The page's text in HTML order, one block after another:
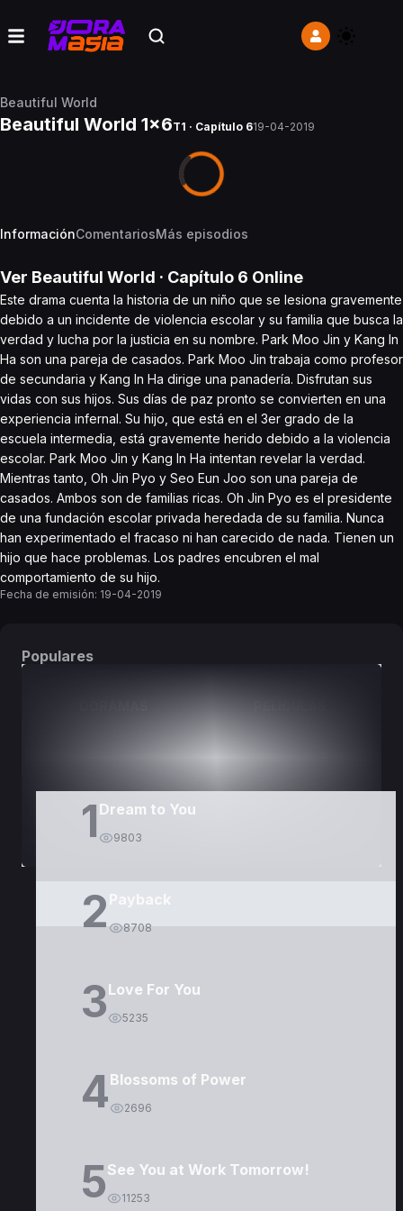
Beautiful World
Beautiful World 1x6T1 · Capítulo 619-04-2019
InformaciónComentariosMás episodios
Ver Beautiful World · Capítulo 6 Online
Este drama cuenta la historia de un niño que se lesiona gravemente
debido a un incidente de violencia escolar y su familia que busca la
verdad y lucha por la justicia en su nombre. Park Moo Jin y Kang In
Ha son una pareja de casados. Park Moo Jin trabaja como profesor
de secundaria y Kang In Ha dirige una panadería. Disfrutan sus
vidas con sus hijos. Sus días de paz pronto se convierten en una
experiencia infernal. Su hijo, que está en el 3er grado de la
escuela intermedia, está gravemente herido debido a la violencia
escolar. Park Moo Jin y Kang In Ha intentan revelar la verdad.
Mientras tanto, Oh Jin Pyo y Seo Eun Joo son una pareja de
casados. Ambos son de familias ricas. Oh Jin Pyo es el presidente
de una fundación escolar privada heredada de su familia. Nunca
han experimentado el fracaso ni han carecido de nada. Tienen un
hijo que hace problemas. Los padres encubren el mal
comportamiento de su hijo.
Fecha de emisión: 19-04-2019
Populares
1 Dream to You
9803
2 Payback
8708
3Love For You
5235
4Blossoms of Power
2696
5See You at Work Tomorrow!
11253